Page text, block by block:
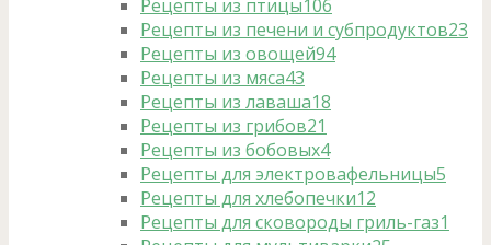
Рецепты из птицы106
Рецепты из печени и субпродуктов23
Рецепты из овощей94
Рецепты из мяса43
Рецепты из лаваша18
Рецепты из грибов21
Рецепты из бобовых4
Рецепты для электровафельницы5
Рецепты для хлебопечки12
Рецепты для сковороды гриль-газ1